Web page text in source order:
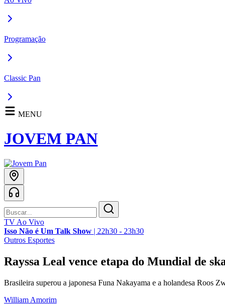
Programação
Classic Pan
MENU
JOVEM PAN
TV Ao Vivo
Isso Não é Um Talk Show | 22h30 - 23h30
Outros Esportes
Rayssa Leal vence etapa do Mundial de
Brasileira superou a japonesa Funa Nakayama e a holandesa Roos
William Amorim